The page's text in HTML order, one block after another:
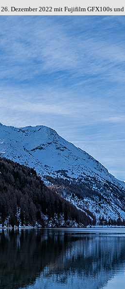
26. Dezember 2022 mit Fujifilm GFX100s und